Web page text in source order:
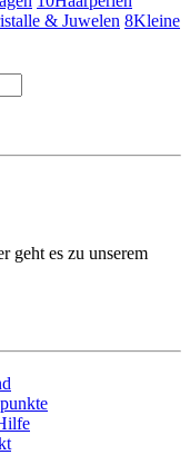
& Juwelen 8Kleine
geht es zu unserem